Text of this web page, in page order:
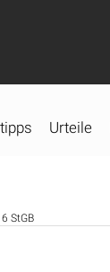
Urteile
StGB